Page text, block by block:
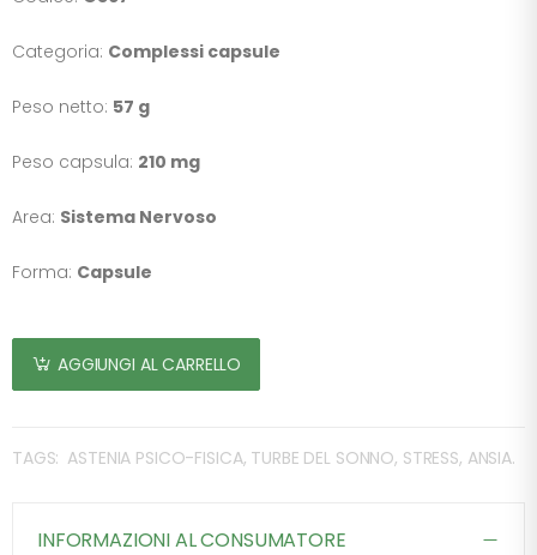
Categoria: Complessi capsule
Peso netto: 57 g
Peso capsula: 210 mg
Area: Sistema Nervoso
Forma: Capsule
AGGIUNGI AL CARRELLO
TAGS: ASTENIA PSICO-FISICA, TURBE DEL SONNO, STRESS, ANSIA.
INFORMAZIONI AL CONSUMATORE